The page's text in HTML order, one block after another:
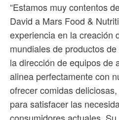
“Estamos muy contentos
David a Mars Food &
experiencia en la creación
mundiales de productos
la dirección de equipos de
alinea perfectamente con
ofrecer comidas
para satisfacer las